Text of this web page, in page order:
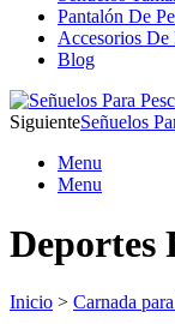
Pantalón De
Accesorios De
Blog
SiguienteSeñuelos
Menu
Menu
Deportes
Inicio > Carnada